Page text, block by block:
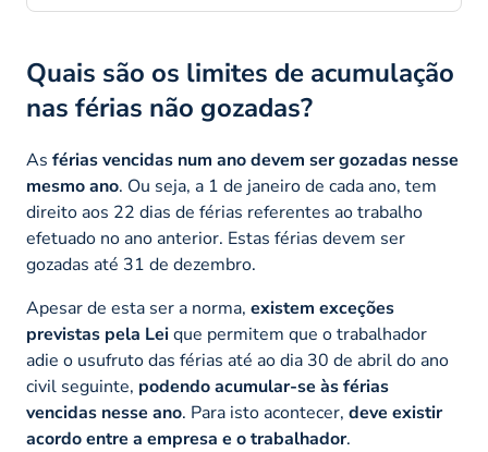
Quais são os limites de acumulação
nas férias não gozadas?
As férias vencidas num ano devem ser gozadas nesse
mesmo ano. Ou seja, a 1 de janeiro de cada ano, tem
direito aos 22 dias de férias referentes ao trabalho
efetuado no ano anterior. Estas férias devem ser
gozadas até 31 de dezembro.
Apesar de esta ser a norma, existem exceções
previstas pela Leique permitem que o trabalhador
adie o usufruto das férias até ao dia 30 de abril do ano
civil seguinte, podendo acumular-se às férias
vencidas nesse ano. Para isto acontecer, deve existir
acordo entre a empresa e o trabalhador.